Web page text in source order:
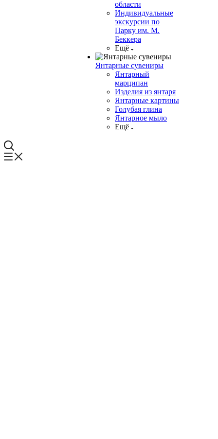
области
Индивидуальные
экскурсии по
Парку им. М.
Беккера
Ещё
Янтарные сувениры
Янтарный
марципан
Изделия из янтаря
Янтарные картины
Голубая глина
Янтарное мыло
Ещё